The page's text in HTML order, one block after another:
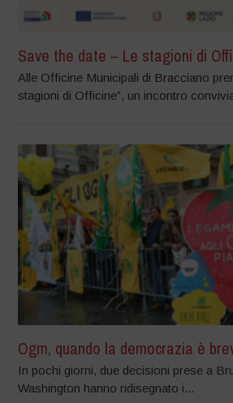
Save the date – Le stagioni di
Alle Officine Municipali di Bracciano
stagioni di Officine”, un incontro
Ogm, quando la democrazia è
In pochi giorni, due decisioni prese a
Washington hanno ridisegnato i...